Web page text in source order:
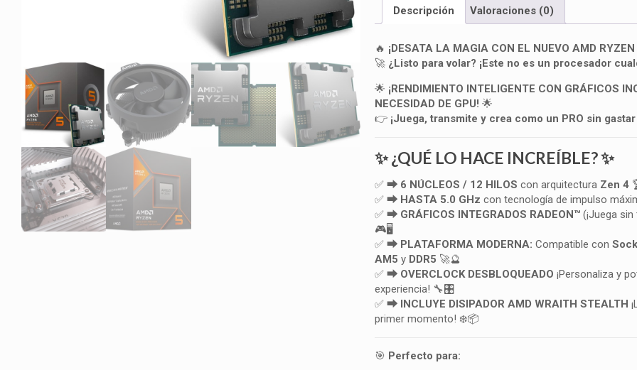
Descripción Valoraciones (0)
🔥 ¡DESATA LA MAGIA CON EL NUEVO AMD
🚀 ¿Listo para volar? ¡Este no es un procesador
🌟 ¡RENDIMIENTO INTELIGENTE CON GRÁFICOS
NECESIDAD DE GPU! 🌟
👉 ¡Juega, transmite y crea como un PRO sin
✨ ¿QUÉ LO HACE INCREÍBLE? ✨
✅⮕ 6 NÚCLEOS / 12 HILOS con arquitectura Zen 4
✅⮕ HASTA 5.0 GHz con tecnología de impulso
✅⮕ GRÁFICOS INTEGRADOS RADEON™ (¡Juega
🎮🖥️
✅⮕ PLATAFORMA MODERNA: Compatible con
AM5 y DDR5 🚀🔮
✅⮕ OVERCLOCK DESBLOQUEADO ¡Personaliza y
experiencia! 🔧🎛️
✅⮕ INCLUYE DISIPADOR AMD WRAITH STEALTH
primer momento! ❄️📦
🎯 Perfecto para: